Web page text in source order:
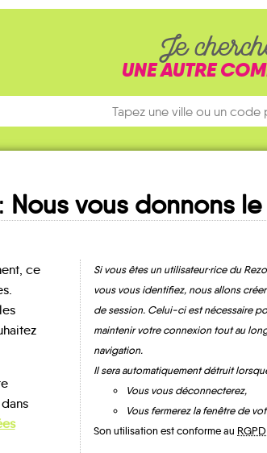
Je
UNE AUTRE
MOBILITE
Nous vous donnons
ce
Si vous êtes un utilisateur·rice du
vous vous identifiez, nous allons
de session. Celui-ci est nécessaire
maintenir votre connexion tout au
navigation.
Il sera automatiquement détruit
Vous vous déconnecterez,
Vous fermerez la fenêtre de
Son utilisation est conforme au RGPD